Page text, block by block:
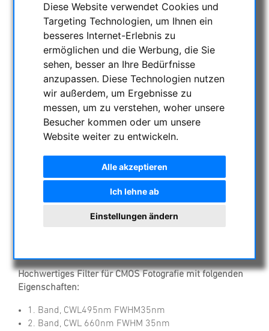
Diese Website verwendet Cookies und
Targeting Technologien, um Ihnen ein
besseres Internet-Erlebnis zu
ermöglichen und die Werbung, die Sie
sehen, besser an Ihre Bedürfnisse
anzupassen. Diese Technologien nutzen
wir außerdem, um Ergebnisse zu
messen, um zu verstehen, woher unsere
Besucher kommen oder um unsere
Website weiter zu entwickeln.
Alle akzeptieren
Ich lehne ab
Einstellungen ändern
Hochwertiges Filter für CMOS Fotografie mit folgenden
Eigenschaften:
1. Band, CWL495nm FWHM35nm
2. Band, CWL 660nm FWHM 35nm